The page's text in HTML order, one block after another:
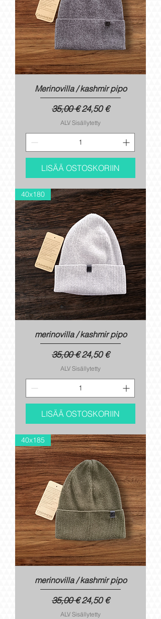
Merinovilla / kashmir pipo
Normaali hinta
35,00 €Alehinta
24,50 €
ALV Sisällytetty
LISÄÄ OSTOSKORIIN
40x180
merinovilla / kashmir pipo
Normaali hinta
35,00 €Alehinta
24,50 €
ALV Sisällytetty
LISÄÄ OSTOSKORIIN
40x185
merinovilla / kashmir pipo
Normaali hinta
35,00 €Alehinta
24,50 €
ALV Sisällytetty